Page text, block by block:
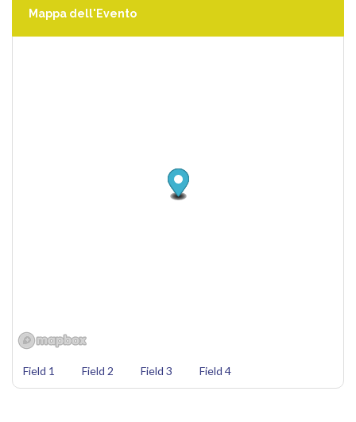
Mappa dell'Evento
Field 1 Field 2 Field 3 Field 4